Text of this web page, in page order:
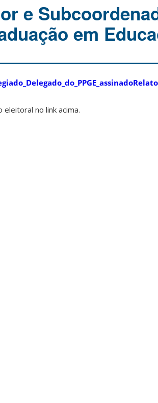
e
em
no link acima.